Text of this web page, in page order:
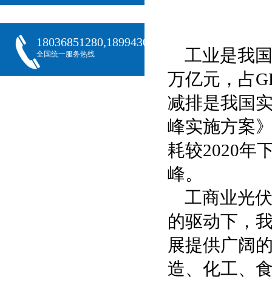
18036851280,18994301288,18068407382
全国统一服务热线
工业是我
万亿元，占
减排是我国
峰实施方案
耗较2020年
峰。
工商业光
的驱动下，
展提供广阔
造、化工、